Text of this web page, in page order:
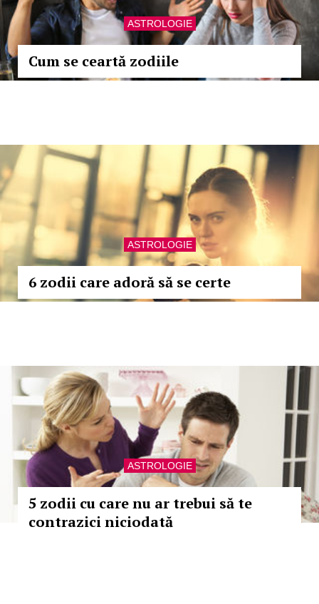
ASTROLOGIE
Cum se ceartă zodiile
ASTROLOGIE
6 zodii care adoră să se certe
ASTROLOGIE
5 zodii cu care nu ar trebui să te
contrazici niciodată